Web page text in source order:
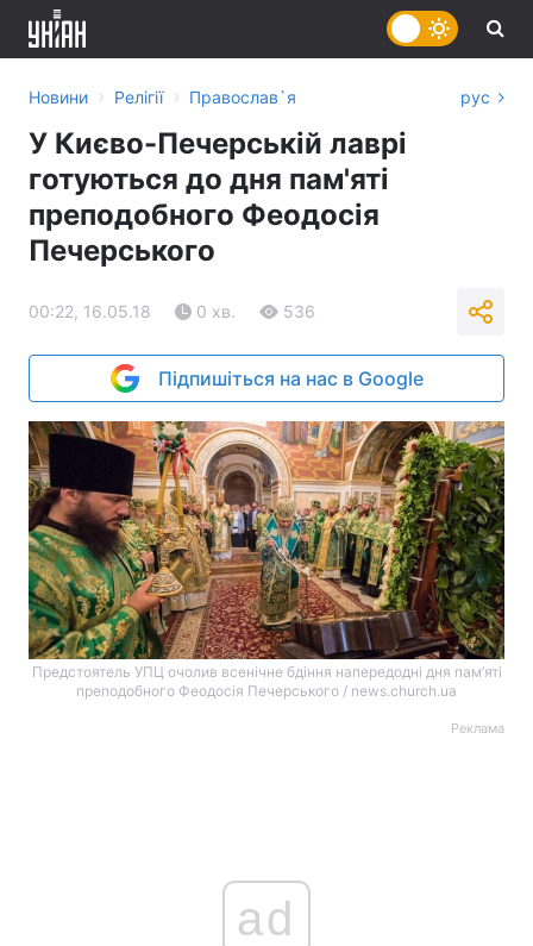
Новини › Релігії › Православ`я рус
У Києво-Печерській лаврі
готуються до дня пам'яті
преподобного Феодосія
Печерського
00:22, 16.05.18 0 хв. 536
Підпишіться на нас в Google
Предстоятель УПЦ очолив всенічне бдіння напередодні дня пам’яті
преподобного Феодосія Печерського / news.church.ua
Реклама
ad